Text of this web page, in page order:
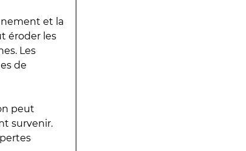
et la
éroder les
Les
de
peut
survenir.